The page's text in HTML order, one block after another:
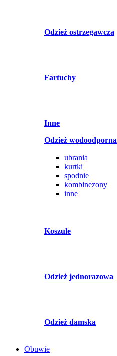
Odzież ostrzegawcza
Fartuchy
Inne
Odzież wodoodporna
ubrania
kurtki
spodnie
kombinezony
inne
Koszule
Odzież jednorazowa
Odzież damska
Obuwie